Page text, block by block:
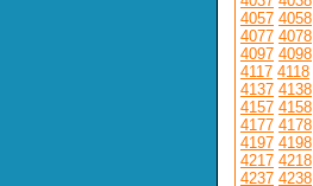
4057 4058
4077 4078
4097 4098
4117 4118
4137 4138
4157 4158
4177 4178
4197 4198
4217 4218
4237 4238